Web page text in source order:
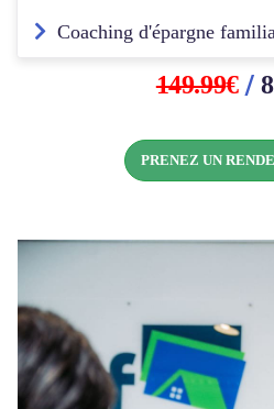
Coaching d'épargne
149.99€/
PRENEZ UN